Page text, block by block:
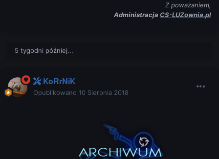
Z poważaniem,
Administracja CS-LUZownia.pl
5 tygodni później...
KoRrNiK
Opublikowano 10 Sierpnia 2018